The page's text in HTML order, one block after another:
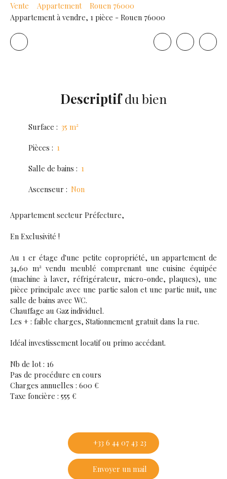
Vente Appartement
Rouen 76000
Appartement à vendre, 1 pièce - Rouen 76000
Descriptifdu bien
Surface : 35 m²
Pièces : 1
Salle de bains : 1
Ascenseur : Non
Appartement secteur Préfecture,
En Exclusivité !
Au 1 er étage d'une petite copropriété, un appartement de
34,60 m² vendu meublé comprenant une cuisine équipée
(machine à laver, réfrigérateur, micro-onde, plaques), une
pièce principale avec une partie salon et une partie nuit, une
salle de bains avec WC.
Chauffage au Gaz individuel.
Les + : faible charges, Stationnement gratuit dans la rue.
Idéal investissement locatif ou primo accédant.
Nb de lot : 16
Pas de procédure en cours
Charges annuelles : 600 €
Taxe foncière : 555 €
+33 6 44 07 43 23
Envoyer un mail